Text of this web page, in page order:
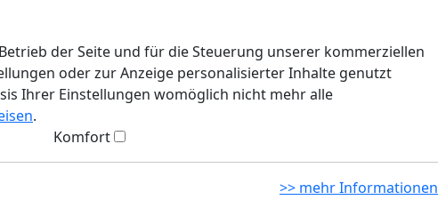
der Seite und für die Steuerung unserer kommerziellen
oder zur Anzeige personalisierter Inhalte genutzt
Ihrer Einstellungen womöglich nicht mehr alle
.
Komfort
>> mehr Informationen